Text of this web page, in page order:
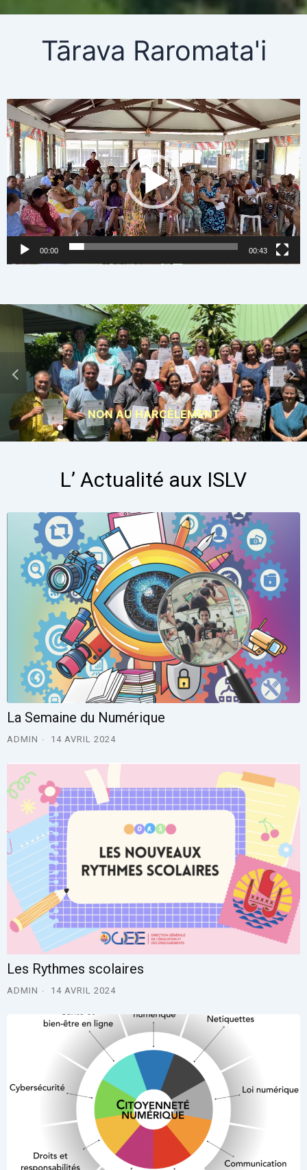
Tārava Raromata'i
Lecteur
vidéo
00:00 00:43
Formation en Sciences Cycle 3
L’ Actualité aux ISLV
La Semaine du Numérique
ADMIN 14 AVRIL 2024
Les Rythmes scolaires
ADMIN 14 AVRIL 2024